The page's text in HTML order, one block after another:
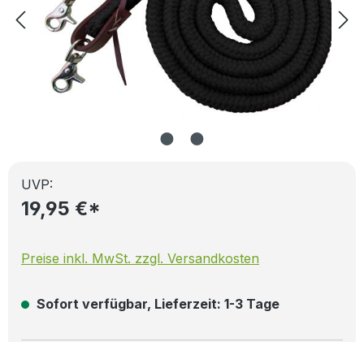
UVP:
19,95 €*
Preise inkl. MwSt. zzgl. Versandkosten
Sofort verfügbar, Lieferzeit: 1-3 Tage